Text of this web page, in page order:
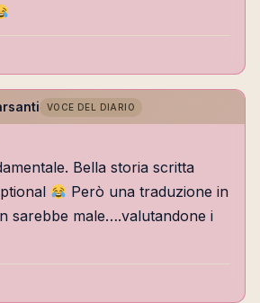
VOCE DEL DIARIO
Bella storia scritta
Però una traduzione in
sarebbe male….valutandone i